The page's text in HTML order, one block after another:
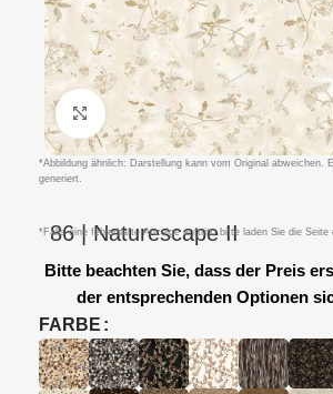
Klicken um zu vergrößern
*Abbildung ähnlich: Darstellung kann vom Original abweichen.
generiert.
86 | Naturescape II
*Falls eine fehlerhafte Anzeige auftritt, bitte laden Sie die Seite
Bitte beachten Sie, dass der Preis
der entsprechenden Optionen
FARBE